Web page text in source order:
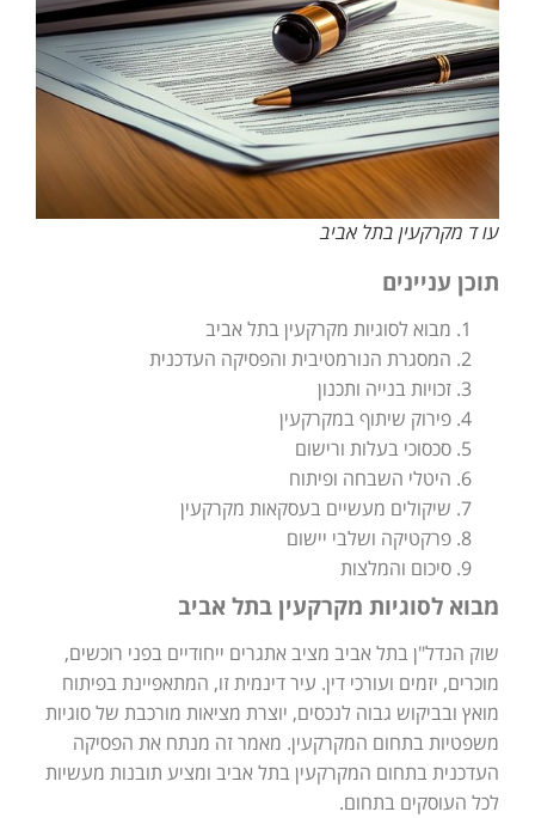
עו ד מקרקעין בתל אביב
תוכן עניינים
מבוא לסוגיות מקרקעין בתל אביב
המסגרת הנורמטיבית והפסיקה העדכנית
זכויות בנייה ותכנון
פירוק שיתוף במקרקעין
סכסוכי בעלות ורישום
היטלי השבחה ופיתוח
שיקולים מעשיים בעסקאות מקרקעין
פרקטיקה ושלבי יישום
סיכום והמלצות
מבוא לסוגיות מקרקעין בתל אביב
שוק הנדל"ן בתל אביב מציב אתגרים ייחודיים בפני רוכשים,
מוכרים, יזמים ועורכי דין. עיר דינמית זו, המתאפיינת בפיתוח
מואץ ובביקוש גבוה לנכסים, יוצרת מציאות מורכבת של סוגיות
משפטיות בתחום המקרקעין. מאמר זה מנתח את הפסיקה
העדכנית בתחום המקרקעין בתל אביב ומציע תובנות מעשיות
לכל העוסקים בתחום.